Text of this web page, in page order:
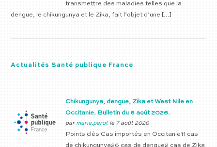
transmettre des maladies telles que la
dengue, le chikungunya et le Zika, fait l’objet d’une […]
Actualités Santé publique France
Chikungunya, dengue, Zika et West Nile en
Occitanie. Bulletin du 6 août 2026.
par marie.perotle 7 août 2026
Points clés Cas importés en Occitanie11 cas
de chikungunya26 cas de dengue2 cas de Zika